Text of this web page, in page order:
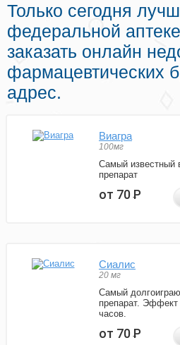
Только сегодня
федеральной
заказать онлайн
фармацевтических
адрес.
Виагра
100мг
Самый известный
препарат
от 70Р
Сиалис
20 мг
Самый
препарат. Эффект
часов.
от 70Р